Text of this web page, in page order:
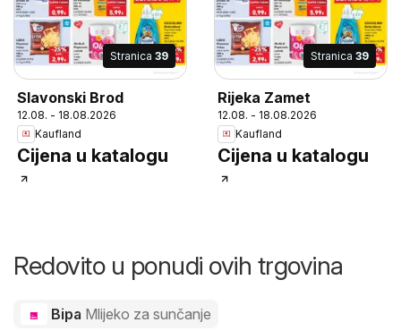
Stranica 39
Slavonski Brod
12.08. - 18.08.2026
Kaufland
Cijena u katalogu
Stranica 39
Rijeka Zamet
12.08. - 18.08.2026
Kaufland
Cijena u katalogu
Redovito u ponudi ovih trgovina
Bipa Mlijeko za sunčanje